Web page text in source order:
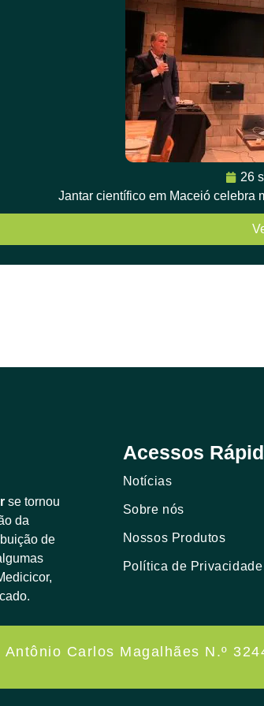
26
Jantar científico em Maceió celebra
se tornou
da
de
Acessos
Notícias
Sobre nós
Nossos Produtos
Política de Privacidade
Antônio Carlos Magalhães N.º